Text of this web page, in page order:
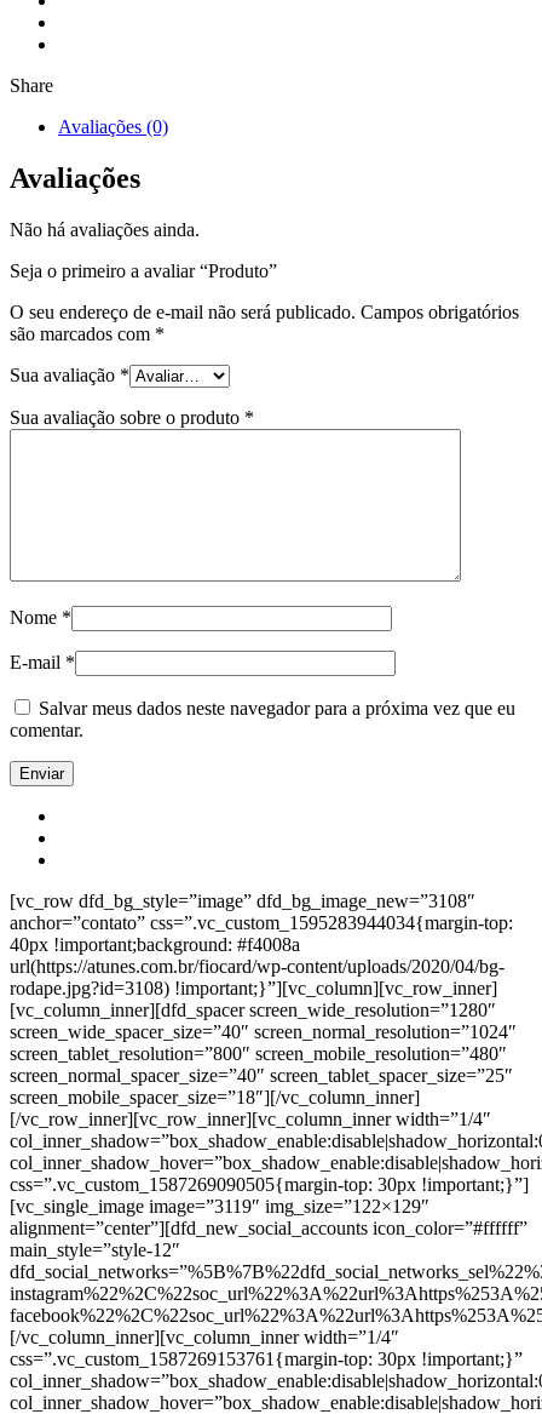
Share
Avaliações (0)
Avaliações
Não há avaliações ainda.
Seja o primeiro a avaliar “Produto”
O seu endereço de e-mail não será publicado. Campos obrigatórios
são marcados com *
Sua avaliação *
Sua avaliação sobre o produto *
Nome *
E-mail *
Salvar meus dados neste navegador para a próxima vez que eu
comentar.
[vc_row dfd_bg_style=”image” dfd_bg_image_new=”3108″
anchor=”contato” css=”.vc_custom_1595283944034{margin-top:
40px !important;background: #f4008a
url(https://atunes.com.br/fiocard/wp-content/uploads/2020/04/bg-
rodape.jpg?id=3108) !important;}”][vc_column][vc_row_inner]
[vc_column_inner][dfd_spacer screen_wide_resolution=”1280″
screen_wide_spacer_size=”40″ screen_normal_resolution=”1024″
screen_tablet_resolution=”800″ screen_mobile_resolution=”480″
screen_normal_spacer_size=”40″ screen_tablet_spacer_size=”25″
screen_mobile_spacer_size=”18″][/vc_column_inner]
[/vc_row_inner][vc_row_inner][vc_column_inner width=”1/4″
css=”.vc_custom_1587269090505{margin-top: 30px !important;}”]
[vc_single_image image=”3119″ img_size=”122×129″
alignment=”center”][dfd_new_social_accounts icon_color=”#ffffff”
main_style=”style-12″
[/vc_column_inner][vc_column_inner width=”1/4″
css=”.vc_custom_1587269153761{margin-top: 30px !important;}”